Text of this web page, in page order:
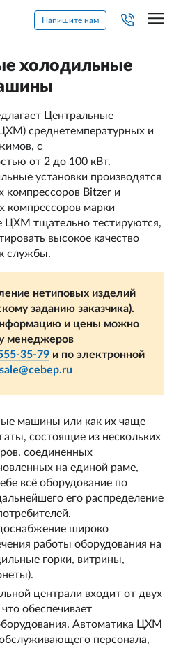
Напишите нам
холодильные
Центральные
среднетемпературных и
с
от 2 до 100 кВт.
установки производятся
компрессоров Bitzer и
компрессоров марки
ЦХМ тщательно тестируются,
высокое качество
службы.
нетиповых изделий
заданию заказчика).
и цены можно
у менеджеров
35-79 и по электронной
sale@cebep.ru
машины или как их чаще
состоящие из нескольких
соединенных
на единой раме,
всё оборудование по
его распределение
широко
работы оборудования на
горки, витрины,
централи входит от двух
обеспечивает
Автоматика ЦХМ
персонала,